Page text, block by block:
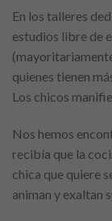
En los talleres
estudios libre de
quienes tienen
Los chicos
Nos hemos
recibía que la
chica que quiere
animan y exaltan